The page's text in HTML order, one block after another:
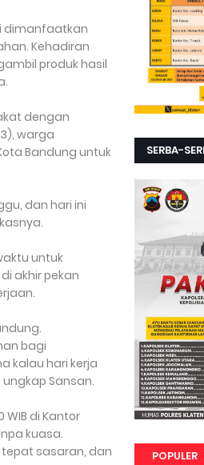
dimanfaatkan
Kehadiran
produk hasil
dengan
warga
Bandung untuk
dan hari ini
untuk
akhir pekan
bagi
kalau hari kerja
Sansan.
WIB di Kantor
kuasa.
sasaran, dan
SERBA-
POPULER